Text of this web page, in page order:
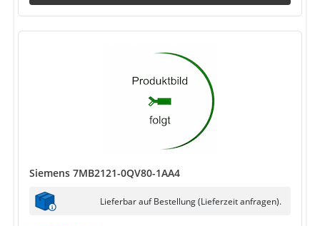
Siemens 7MB2121-0QV80-1AA4
Lieferbar auf Bestellung (Lieferzeit anfragen).